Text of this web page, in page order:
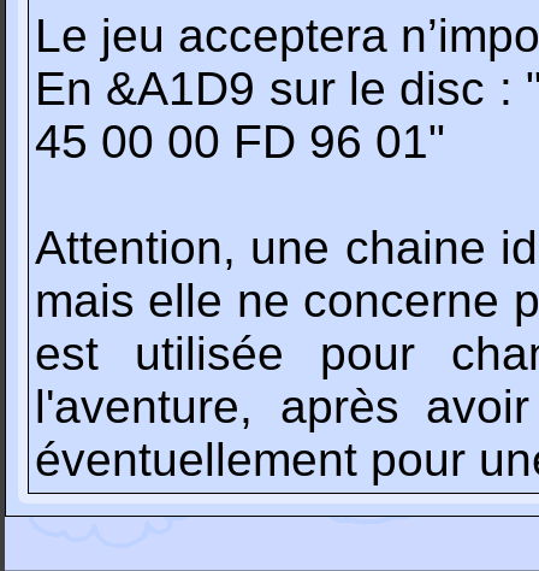
Le jeu acceptera
En &A1D9 sur le disc :
45 00 00 FD 96 01"
Attention, une chaine
mais elle ne concerne
est utilisée pour
l'aventure, après
éventuellement pour